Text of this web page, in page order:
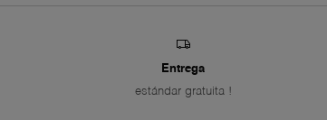
Entrega
estándar gratuita !